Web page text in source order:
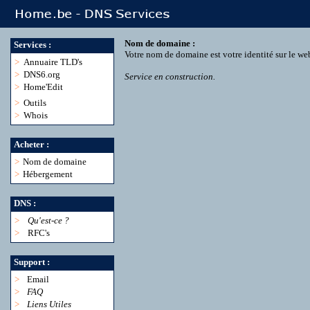
Services :
> Annuaire TLD's
> DNS6.org
> Home'Edit
> Outils
> Whois
Acheter :
> Nom de domaine
> Hébergement
DNS :
>
Qu'est-ce ?
>
RFC's
Support :
>
Email
>
FAQ
>
Liens Utiles
Nom de domaine :
Votre nom de domaine est votre identité sur le
Service en construction.